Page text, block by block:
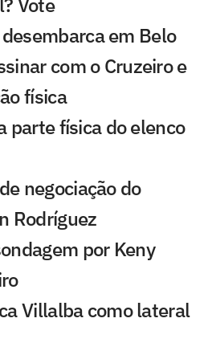
em Belo
com o Cruzeiro e
física
parte física do elenco
negociação do
Rodríguez
por Keny
Villalba como lateral